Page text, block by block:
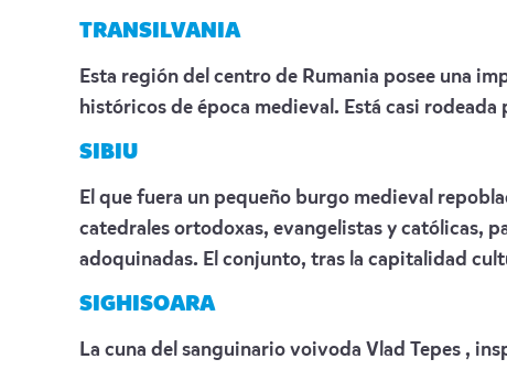
TRANSILVANIA
Esta región del centro de Rumania posee una
históricos de época medieval. Está casi
SIBIU
El que fuera un pequeño burgo medieval
catedrales ortodoxas, evangelistas y católicas,
adoquinadas. El conjunto, tras la capitalidad
SIGHISOARA
La cuna del sanguinario voivoda Vlad Tepes ,